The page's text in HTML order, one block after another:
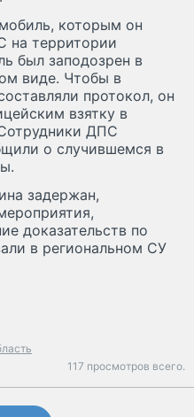
которым он
на территории
был заподозрен в
виде. Чтобы в
протокол, он
взятку в
ДПС
о случившемся в
задержан,
доказательств по
в региональном СУ
117 просмотров всего.